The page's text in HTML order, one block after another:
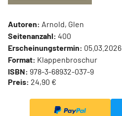
Autoren: Arnold, Glen
Seitenanzahl: 400
Erscheinungstermin: 05.03.2026
Format: Klappenbroschur
ISBN: 978-3-68932-037-9
Preis: 24,90 €